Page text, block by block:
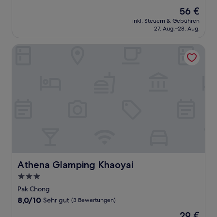
Der
Preis
beträgt
56 €
inkl. Steuern & Gebühren
27. Aug.–28. Aug.
Athena Glamping Khaoyai
Athena Glamping Khaoyai
3.0-
Sterne-
Unterkunft
Pak Chong
8.0
8,0/10 Sehr gut (3 Bewertungen)
Der